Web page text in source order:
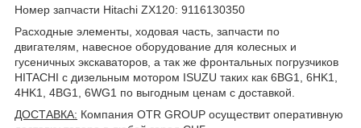
Номер запчасти Hitachi ZX120: 9116130350
Расходные элементы, ходовая часть, запчасти по
двигателям, навесное оборудование для колесных и
гусеничных экскаваторов, а так же фронтальных погрузчиков
HITACHI с дизельным мотором ISUZU таких как 6BG1, 6HK1,
4HK1, 4BG1, 6WG1 по выгодным ценам с доставкой.
ДОСТАВКА: Компания OTR GROUP осуществит оперативную